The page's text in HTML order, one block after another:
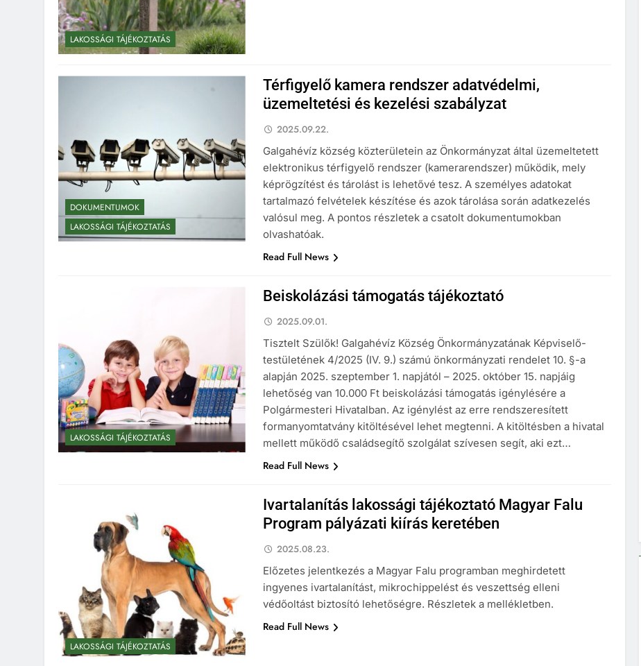
LAKOSSÁGI TÁJÉKOZTATÁS
DOKUMENTUMOK
LAKOSSÁGI TÁJÉKOZTATÁS
Térfigyelő kamera rendszer adatvédelmi,
üzemeltetési és kezelési szabályzat
2025.09.22.
Galgahévíz község közterületein az Önkormányzat által üzemeltetett
elektronikus térfigyelő rendszer (kamerarendszer) működik, mely
képrögzítést és tárolást is lehetővé tesz. A személyes adatokat
tartalmazó felvételek készítése és azok tárolása során adatkezelés
valósul meg. A pontos részletek a csatolt dokumentumokban
olvashatóak.
Read Full News
LAKOSSÁGI TÁJÉKOZTATÁS
Beiskolázási támogatás tájékoztató
2025.09.01.
Tisztelt Szülők! Galgahévíz Község Önkormányzatának Képviselő-
testületének 4/2025 (IV. 9.) számú önkormányzati rendelet 10. §-a
alapján 2025. szeptember 1. napjától – 2025. október 15. napjáig
lehetőség van 10.000 Ft beiskolázási támogatás igénylésére a
Polgármesteri Hivatalban. Az igénylést az erre rendszeresített
formanyomtatvány kitöltésével lehet megtenni. A kitöltésben a hivatal
mellett működő családsegítő szolgálat szívesen segít, aki ezt…
Read Full News
LAKOSSÁGI TÁJÉKOZTATÁS
Ivartalanítás lakossági tájékoztató Magyar Falu
Program pályázati kiírás keretében
2025.08.23.
Előzetes jelentkezés a Magyar Falu programban meghirdetett
ingyenes ivartalanítást, mikrochippelést és veszettség elleni
védőoltást biztosító lehetőségre. Részletek a mellékletben.
Read Full News